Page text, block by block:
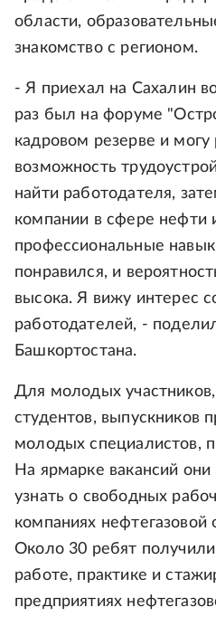
области,
знакомство с регионом.
- Я приехал на Сахалин
раз был на форуме
кадровом резерве и могу
возможность
найти работодателя,
компании в сфере нефти
профессиональные
понравился, и
высока. Я вижу интерес
работодателей, -
Башкортостана.
Для молодых
студентов, выпускников
молодых специалистов,
На ярмарке вакансий
узнать о свободных
компаниях нефтегазовой
Около 30 ребят
работе, практике и
предприятиях